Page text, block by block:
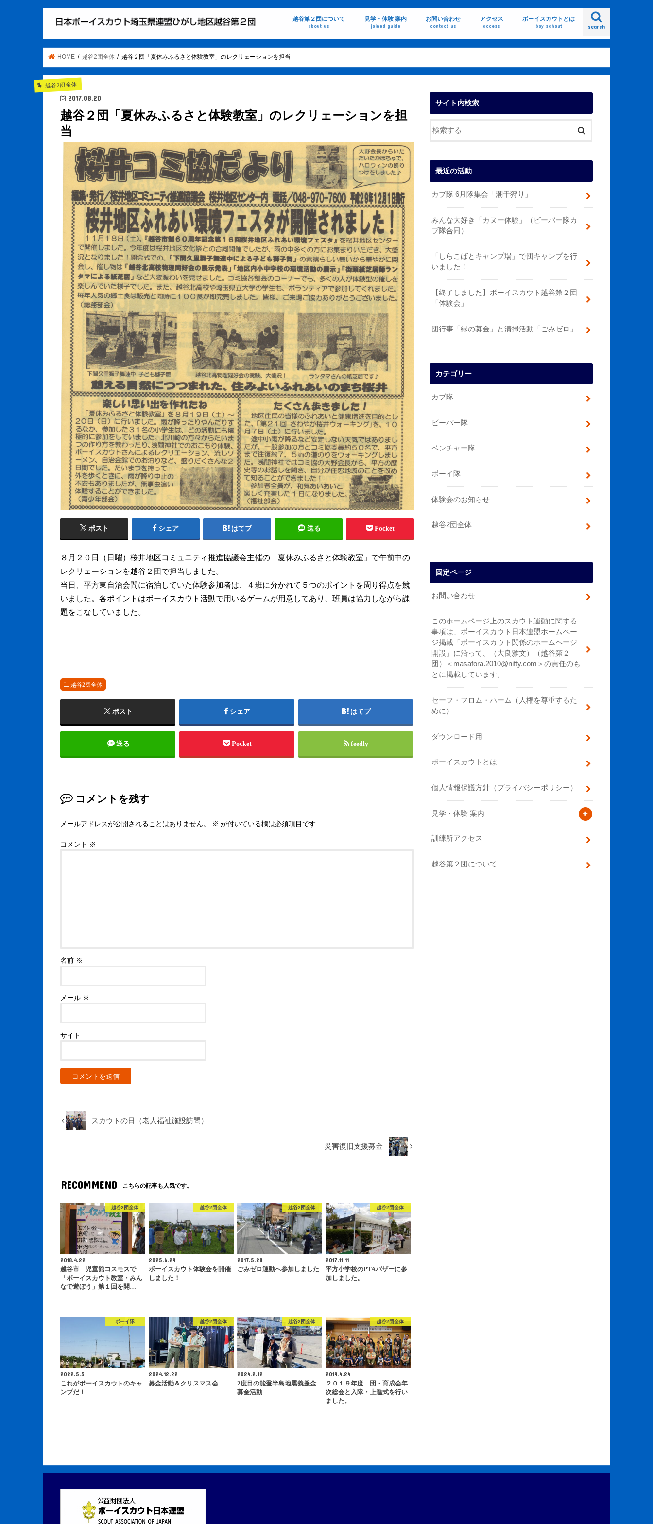
search
越谷第２団について
about us
見学・体験 案内
joined guide
お問い合わせ
contact us
アクセス
access
ボーイスカウトとは
boy schout
HOME 越谷2団全体 越谷２団「夏休みふるさと体験教室」のレクリェーションを担当
越谷2団全体
2017.08.20
越谷２団「夏休みふるさと体験教室」のレクリェーションを担
当
ポスト シェア はてブ 送る Pocket
８月２０日（日曜）桜井地区コミュニティ推進協議会主催の「夏休みふるさと体験教室」で午前中の
レクリェーションを越谷２団で担当しました。
当日、平方東自治会間に宿泊していた体験参加者は、４班に分かれて５つのポイントを周り得点を競
いました。各ポイントはボーイスカウト活動で用いるゲームが用意してあり、班員は協力しながら課
題をこなしていました。
越谷2団全体
ポスト シェア はてブ
送る Pocket feedly
コメントを残す
メールアドレスが公開されることはありません。 ※ が付いている欄は必須項目です
コメント ※
名前 ※
メール ※
サイト
スカウトの日（老人福祉施設訪問）
災害復旧支援募金
RECOMMEND こちらの記事も人気です。
越谷2団全体
2018.4.22
越谷市 児童館コスモスで
「ボーイスカウト教室・みん
なで遊ぼう」第１回を開…
越谷2団全体
2025.6.29
ボーイスカウト体験会を開催
しました！
越谷2団全体
2017.5.28
ごみゼロ運動へ参加しました
越谷2団全体
2017.11.11
平方小学校のPTAバザーに参
加しました。
ボーイ隊
2022.5.5
これがボーイスカウトのキャ
ンプだ！
越谷2団全体
2024.12.22
募金活動＆クリスマス会
越谷2団全体
2024.2.12
2度目の能登半島地震義援金
募金活動
越谷2団全体
2019.4.24
２０１９年度 団・育成会年
次総会と入隊・上進式を行い
ました。
サイト内検索
最近の活動
カブ隊 6月隊集会「潮干狩り」
みんな大好き「カヌー体験」（ビーバー隊カ
ブ隊合同）
「しらこばとキャンプ場」で団キャンプを行
いました！
【終了しました】ボーイスカウト越谷第２団
「体験会」
団行事「緑の募金」と清掃活動「ごみゼロ」
カテゴリー
カブ隊
ビーバー隊
ベンチャー隊
ボーイ隊
体験会のお知らせ
越谷2団全体
固定ページ
お問い合わせ
このホームページ上のスカウト運動に関する
事項は、ボーイスカウト日本連盟ホームペー
ジ掲載「ボーイスカウト関係のホームページ
開設」に沿って、（大良雅文）（越谷第２
団）＜masafora.2010@nifty.com＞の責任のも
とに掲載しています。
セーフ・フロム・ハーム（人権を尊重するた
めに）
ダウンロード用
ボーイスカウトとは
個人情報保護方針（プライバシーポリシー）
見学・体験 案内
訓練所アクセス
越谷第２団について